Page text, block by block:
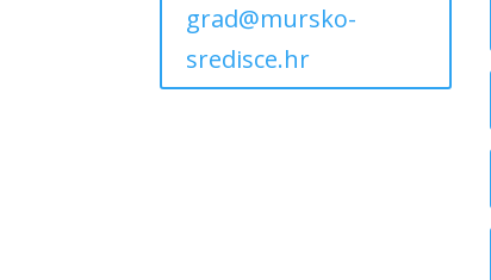
grad@mursko-
sredisce.hr